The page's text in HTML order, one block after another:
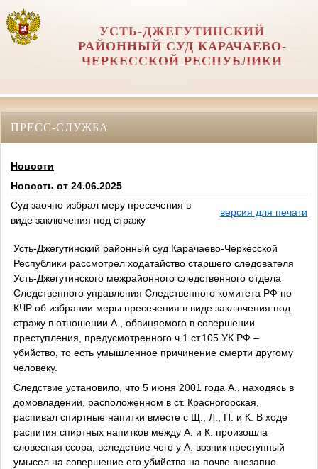
УСТЬ-ДЖЕГУТИНСКИЙ
РАЙОННЫЙ СУД КАРАЧАЕВО-
ЧЕРКЕССКОЙ РЕСПУБЛИКИ
ПРЕСС-СЛУЖБА
Новости
Новость от 24.06.2025
Суд заочно избрал меру пресечения в
виде заключения под стражу
версия для печати
Усть-Джегутинский районный суд Карачаево-Черкесской
Республики рассмотрел ходатайство старшего следователя
Усть-Джегутинского межрайонного следственного отдела
Следственного управления Следственного комитета РФ по
КЧР об избрании меры пресечения в виде заключения под
стражу в отношении А., обвиняемого в совершении
преступления, предусмотренного ч.1 ст.105 УК РФ –
убийство, то есть умышленное причинение смерти другому
человеку.
Следствие установило, что 5 июня 2001 года А., находясь в
домовладении, расположенном в ст. Красногорская,
распивал спиртные напитки вместе с Щ., Л., П. и К. В ходе
распития спиртных напитков между А. и К. произошла
словесная ссора, вследствие чего у А. возник преступный
умысел на совершение его убийства на почве внезапно